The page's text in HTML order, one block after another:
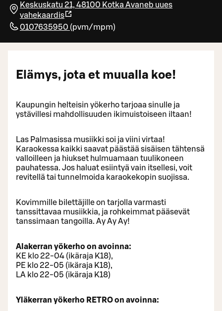
Keskuskatu 21, 48100 Kotka Avaneb uues
vahekaardis
0107635950 (pvm/mpm)
Elämys, jota et muualla koe!
Kaupungin helteisin yökerho tarjoaa sinulle ja
ystävillesi mahdollisuuden ikimuistoiseen iltaan!
Las Palmasissa musiikki soi ja viini virtaa!
Karaokessa kaikki saavat päästää sisäisen tähtensä
valloilleen ja hiukset hulmuamaan tuulikoneen
pauhatessa. Jos haluat esiintyä vain itsellesi, voit
revitellä tai tunnelmoida karaokekopin suojissa.
Kovimmille bilettäjille on tarjolla varmasti
tanssittavaa musiikkia, ja rohkeimmat pääsevät
tanssimaan tangoilla. Ay Ay Ay!
Alakerran yökerho on avoinna:
KE klo 22-04 (ikäraja K18),
PE klo 22-05 (ikäraja K18),
LA klo 22-05 (ikäraja K18)
Yläkerran yökerho RETRO on avoinna: